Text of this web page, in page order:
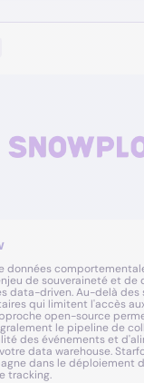
données
de souveraineté et de
data-driven. Au-delà des
qui limitent l'accès
open-source
le pipeline de
des événements et
data warehouse.
dans le déploiement
tracking.